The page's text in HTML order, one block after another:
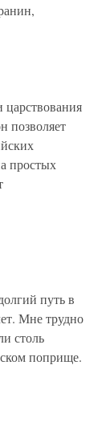
позволяет
простых
путь в
Мне трудно
столь
поприще.